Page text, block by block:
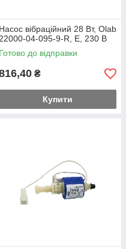
Насос вібраційний 28 Вт, Olab
22000-04-095-9-R, E, 230 В
Готово до відправки
₴
Купити